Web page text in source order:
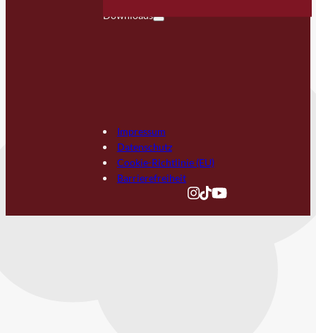
Downloads
Impressum
Datenschutz
Cookie-Richtlinie (EU)
Barrierefreiheit